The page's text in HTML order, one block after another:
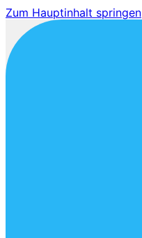
Zum Hauptinhalt springen